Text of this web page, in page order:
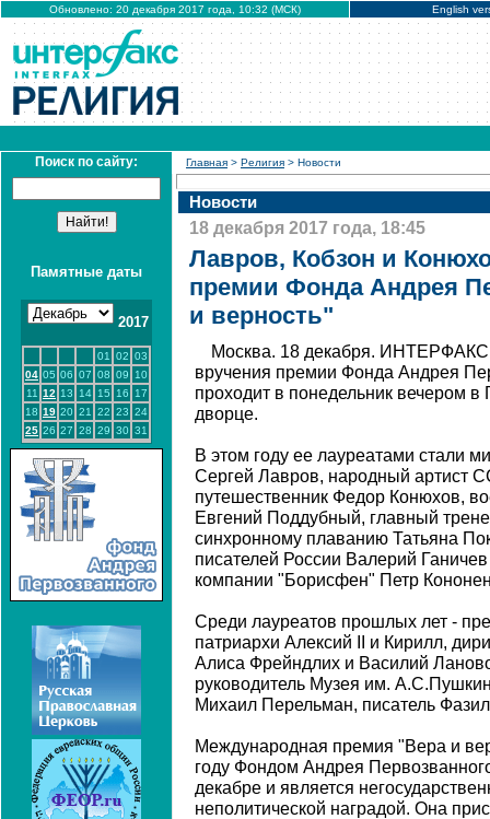
Обновлено: 20 декабря 2017 года, 10:32 (МСК) English
Поиск по сайту:
Памятные даты
2017
01 02 03
04 05 06 07 08 09
10
11 12 13 14 15 16
17
18 19 20 21 22 23 24
25 26 27 28 29 30 31
Главная > Религия > Новости
Новости
18 декабря 2017 года, 18:45
Лавров, Кобзон и
премии Фонда Андрея
и верность"
Москва. 18 декабря.
вручения премии Фонда Андрея
проходит в понедельник вечером
дворце.
В этом году ее лауреатами стали
Сергей Лавров, народный артист
путешественник Федор Конюхов,
Евгений Поддубный, главный
синхронному плаванию Татьяна
писателей России Валерий
компании "Борисфен" Петр
Среди лауреатов прошлых лет -
патриархи Алексий II и Кирилл,
Алиса Фрейндлих и Василий
руководитель Музея им.
Михаил Перельман, писатель
Международная премия "Вера и
году Фондом Андрея
декабре и является
неполитической наградой. Она